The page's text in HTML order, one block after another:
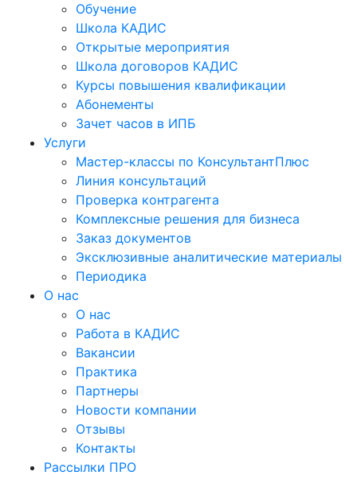
Обучение
Школа КАДИС
Открытые мероприятия
Школа договоров КАДИС
Курсы повышения квалификации
Абонементы
Зачет часов в ИПБ
Услуги
Мастер-классы по КонсультантПлюс
Линия консультаций
Проверка контрагента
Комплексные решения для бизнеса
Заказ документов
Эксклюзивные аналитические материалы
Периодика
О нас
О нас
Работа в КАДИС
Вакансии
Практика
Партнеры
Новости компании
Отзывы
Контакты
Рассылки ПРО